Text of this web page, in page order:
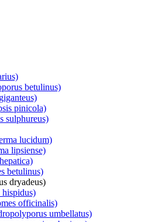
betulinus)
pinicola)
sulphureus)
lucidum)
lipsiense)
betulinus)
dryadeus)
officinalis)
umbellatus)